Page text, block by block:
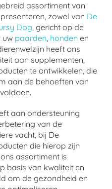
assortiment van
zowel van De
Dog, gericht op de
uw paarden, honden en
heeft ons
aan supplementen,
te ontwikkelen, die
aan de behoeften van
aan ondersteuning
van de
vacht, bij De
die hierop zijn
assortiment is
basis van kwaliteit en
om de gezondheid en